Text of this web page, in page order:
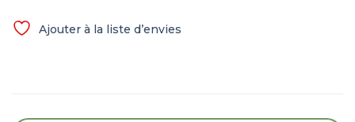
Ajouter à la liste d’envies